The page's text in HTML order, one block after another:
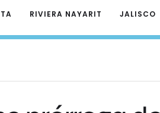
RIVIERA NAYARIT JALISCO